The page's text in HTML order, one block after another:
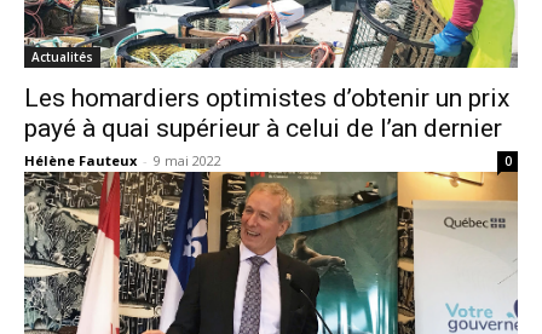
Actualités
Les homardiers optimistes d’obtenir un prix
payé à quai supérieur à celui de l’an dernier
Hélène Fauteux - 9 mai 2022 0